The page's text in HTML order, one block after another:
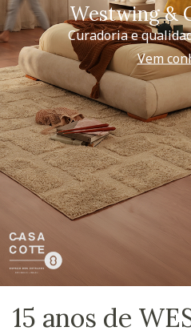
Westwing &
Curadoria e
Vem
15 anos de